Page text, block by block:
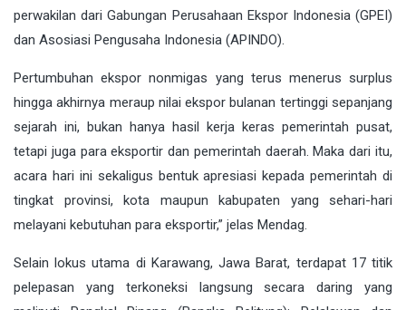
perwakilan dari Gabungan Perusahaan Ekspor Indonesia (GPEI)
dan Asosiasi Pengusaha Indonesia (APINDO).
Pertumbuhan ekspor nonmigas yang terus menerus surplus
hingga akhirnya meraup nilai ekspor bulanan tertinggi sepanjang
sejarah ini, bukan hanya hasil kerja keras pemerintah pusat,
tetapi juga para eksportir dan pemerintah daerah. Maka dari itu,
acara hari ini sekaligus bentuk apresiasi kepada pemerintah di
tingkat provinsi, kota maupun kabupaten yang sehari-hari
melayani kebutuhan para eksportir,” jelas Mendag.
Selain lokus utama di Karawang, Jawa Barat, terdapat 17 titik
pelepasan yang terkoneksi langsung secara daring yang